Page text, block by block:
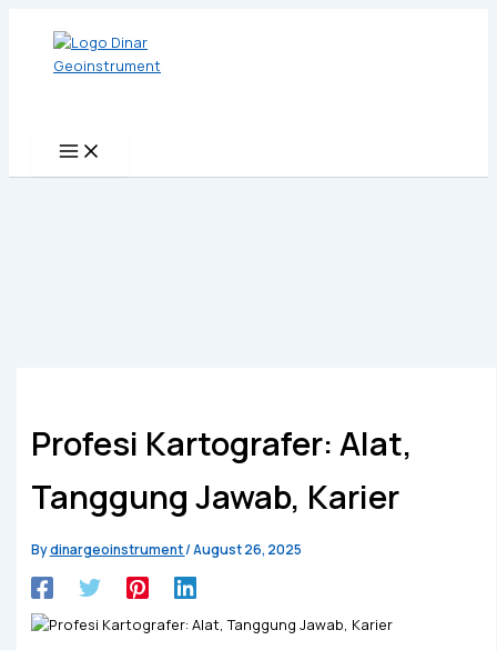
content
Profesi Kartografer: Alat,
Tanggung Jawab, Karier
Bydinargeoinstrument/August 26, 2025